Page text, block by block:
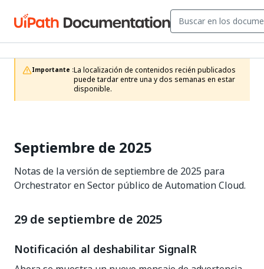
Importante :La localización de contenidos recién publicados
puede tardar entre una y dos semanas en estar
disponible.
Septiembre de 2025
Notas de la versión de septiembre de 2025 para
Orchestrator en Sector público de Automation Cloud.
29 de septiembre de 2025
Notificación al deshabilitar SignalR